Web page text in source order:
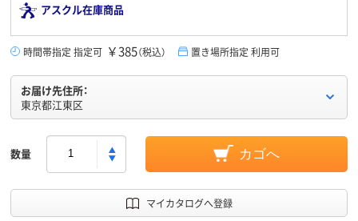
アスクル在庫商品
時間帯指定 指定可 ￥385（税込） 置き場所指定 利用可
お届け先住所：
東京都江東区
数量 カゴへ
マイカタログへ登録